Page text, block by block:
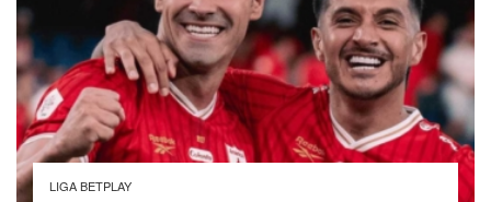
LIGA BETPLAY